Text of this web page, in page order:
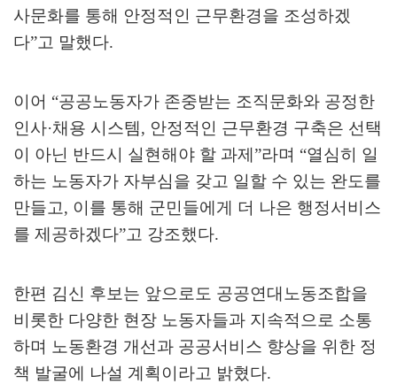
사문화를 통해 안정적인 근무환경을 조성하겠
다”고 말했다.
이어 “공공노동자가 존중받는 조직문화와 공정한
인사·채용 시스템, 안정적인 근무환경 구축은 선택
이 아닌 반드시 실현해야 할 과제 ”라며 “열심히 일
하는 노동자가 자부심을 갖고 일할 수 있는 완도를
만들고, 이를 통해 군민들에게 더 나은 행정서비스
를 제공하겠다”고 강조했다.
한편 김신 후보는 앞으로도 공공연대노동조합을
비롯한 다양한 현장 노동자들과 지속적으로 소통
하며 노동환경 개선과 공공서비스 향상을 위한 정
책 발굴에 나설 계획이라고 밝혔다.